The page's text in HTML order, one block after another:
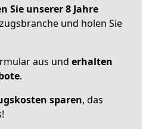
Sie unserer 8 Jahre
und holen Sie
aus und erhalten
.
sparen, das